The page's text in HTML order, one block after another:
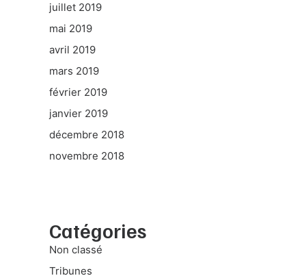
juillet 2019
mai 2019
avril 2019
mars 2019
février 2019
janvier 2019
décembre 2018
novembre 2018
Catégories
Non classé
Tribunes